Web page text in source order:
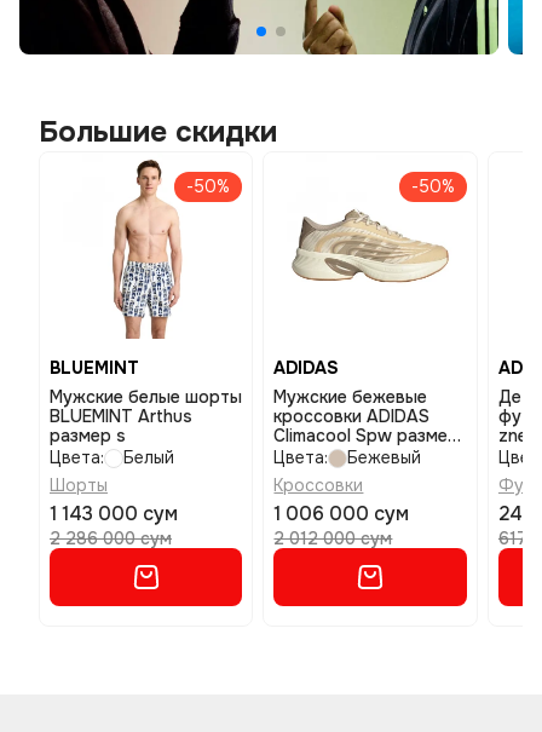
Большие скидки
-50%
BLUEMINT
Мужские белые шорты
BLUEMINT Arthus
размер s
Цвета:
Белый
Шорты
1 143 000 сум
2 286 000 сум
-50%
ADIDAS
Мужские бежевые
кроссовки ADIDAS
Climacool Spw размер
11,5
Цвета:
Бежевый
Кроссовки
1 006 000 сум
2 012 000 сум
zne
247
617